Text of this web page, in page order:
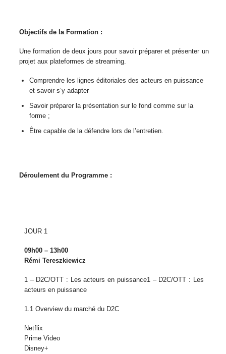
Objectifs de la Formation :
Une formation de deux jours pour savoir préparer et présenter un
projet aux plateformes de streaming.
Comprendre les lignes éditoriales des acteurs en puissance
et savoir s’y adapter
Savoir préparer la présentation sur le fond comme sur la
forme ;
Être capable de la défendre lors de l’entretien.
Déroulement du Programme :
JOUR 1
09h00 – 13h00
Rémi Tereszkiewicz
1 – D2C/OTT : Les acteurs en puissance1 – D2C/OTT : Les
acteurs en puissance
1.1 Overview du marché du D2C
Netflix
Prime Video
Disney+